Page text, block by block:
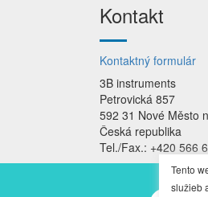
Kontakt
Kontaktný formulár
3B instruments
Petrovická 857
592 31 Nové Město
Česká republika
Tel./Fax.: +420 566
Tento
služieb